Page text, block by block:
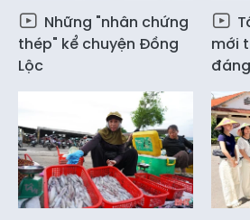
Những "nhân chứng
thép" kể chuyện Đồng
Lộc
mới